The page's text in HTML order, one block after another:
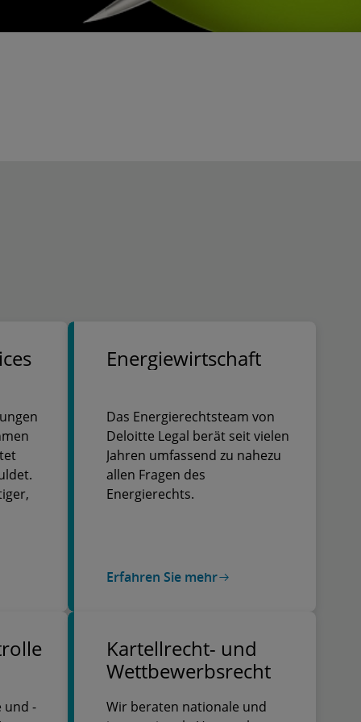
auch
Energiewirtschaft
Das Energierechtsteam von
Deloitte Legal berät seit vielen
Jahren umfassend zu nahezu
allen Fragen des
Energierechts.
Erfahren Sie mehr
und -
Kartellrecht- und
Wettbewerbsrecht
Wir beraten nationale und